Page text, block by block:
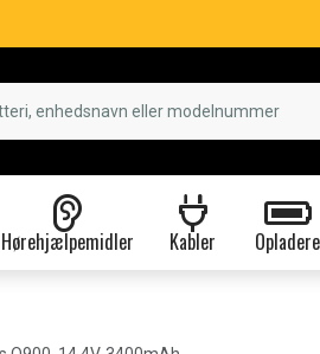
Hørehjælpemidler Kabler Opladere